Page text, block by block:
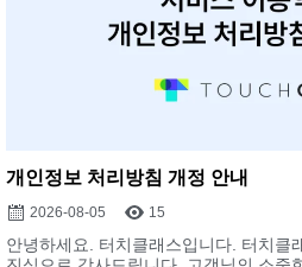
개인정보 처리방침 개정 안내
2026-08-05 15
안녕하세요. 터치클래스입니다. 터치클